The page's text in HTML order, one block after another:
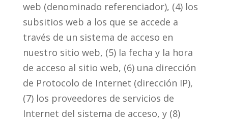
web (denominado referenciador), (4) los
subsitios web a los que se accede a
través de un sistema de acceso en
nuestro sitio web, (5) la fecha y la hora
de acceso al sitio web, (6) una dirección
de Protocolo de Internet (dirección IP),
(7) los proveedores de servicios de
Internet del sistema de acceso, y (8)